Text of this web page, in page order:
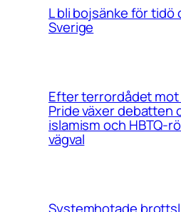
L bli bojsänke för tidö
Sverige
Efter terrordådet mot
Pride växer debatten
islamism och HBTQ-
vägval